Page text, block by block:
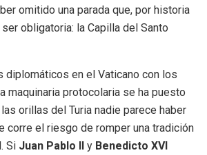
omitido una parada que, por historia
obligatoria: la Capilla del Santo
diplomáticos en el Vaticano con los
maquinaria protocolaria se ha puesto
orillas del Turia nadie parece haber
corre el riesgo de romper una tradición
Si Juan Pablo II y Benedicto XVI